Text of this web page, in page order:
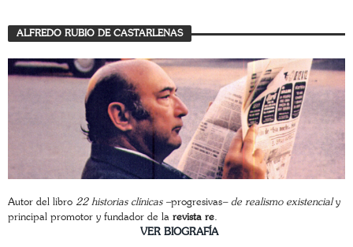
ALFREDO RUBIO DE CASTARLENAS
Autor del libro 22 historias clínicas –progresivas– de realismo existencialy
principal promotor y fundador de la revista re.
VER BIOGRAFÍA